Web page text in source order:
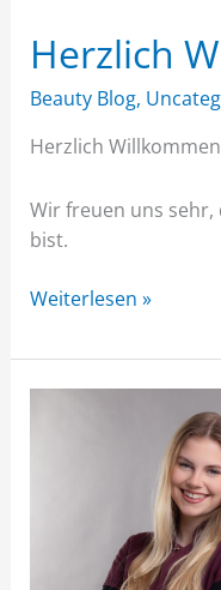
Herzlich
Beauty Blog,
Herzlich
Wir freuen uns sehr,
bist.
Weiterlesen »